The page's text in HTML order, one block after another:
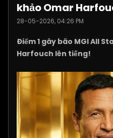
khảo Omar
28-05-2026, 04:26 PM
Điểm 1 gây bão MGI All
Harfouch lên tiếng!